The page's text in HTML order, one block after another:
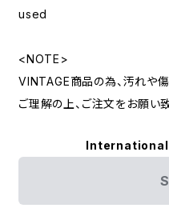
used
<NOTE>
VINTAGE商品の為、汚れや
ご理解の上、ご注文をお願い致